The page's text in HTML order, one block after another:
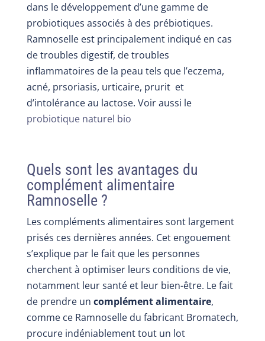
dans le développement d’une gamme de
probiotiques associés à des prébiotiques.
Ramnoselle est principalement indiqué en cas
de troubles digestif, de troubles
inflammatoires de la peau tels que l’eczema,
acné, prsoriasis, urticaire, prurit et
d’intolérance au lactose. Voir aussi le
probiotique naturel bio
Quels sont les avantages du
complément alimentaire
Ramnoselle ?
Les compléments alimentaires sont largement
prisés ces dernières années. Cet engouement
s’explique par le fait que les personnes
cherchent à optimiser leurs conditions de vie,
notamment leur santé et leur bien-être. Le fait
de prendre un complément alimentaire,
comme ce Ramnoselle du fabricant Bromatech,
procure indéniablement tout un lot